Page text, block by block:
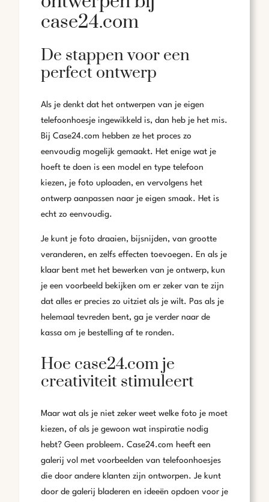
case24.com
De stappen voor een
perfect ontwerp
Als je denkt dat het ontwerpen van je eigen
telefoonhoesje ingewikkeld is, dan heb je het mis.
Bij Case24.com hebben ze het proces zo
eenvoudig mogelijk gemaakt. Het enige wat je
hoeft te doen is een model en type telefoon
kiezen, je foto uploaden, en vervolgens het
ontwerp aanpassen naar je eigen smaak. Het is
echt zo eenvoudig.
Je kunt je foto draaien, bijsnijden, van grootte
veranderen, en zelfs effecten toevoegen. En als je
klaar bent met het bewerken van je ontwerp, kun
je een voorbeeld bekijken om er zeker van te zijn
dat alles er precies zo uitziet als je wilt. Pas als je
helemaal tevreden bent, ga je verder naar de
kassa om je bestelling af te ronden.
Hoe case24.com je
creativiteit stimuleert
Maar wat als je niet zeker weet welke foto je moet
kiezen, of als je gewoon wat inspiratie nodig
hebt? Geen probleem. Case24.com heeft een
galerij vol met voorbeelden van telefoonhoesjes
die door andere klanten zijn ontworpen. Je kunt
door de galerij bladeren en ideeën opdoen voor je